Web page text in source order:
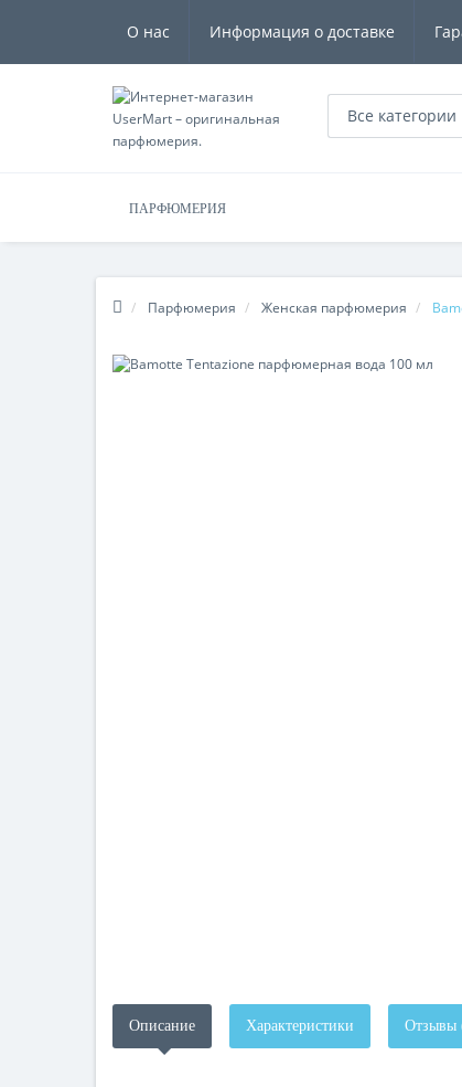
О нас Информация о доставке
Все категории
ПАРФЮМЕРИЯ
Парфюмерия Женская парфюмерия
Описание Характеристики Отзывы